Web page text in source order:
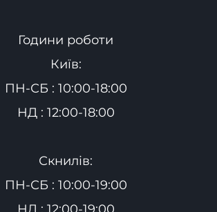
Години роботи
Київ:
ПН-СБ : 10:00-18:00
НД : 12:00-18:00
Скнилів:
ПН-СБ : 10:00-19:00